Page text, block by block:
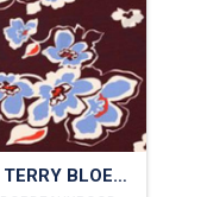
FRENCH TERRY BLOEMEN